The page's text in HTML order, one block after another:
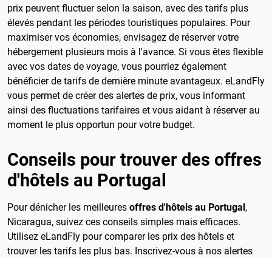
prix peuvent fluctuer selon la saison, avec des tarifs plus
élevés pendant les périodes touristiques populaires. Pour
maximiser vos économies, envisagez de réserver votre
hébergement plusieurs mois à l'avance. Si vous êtes flexible
avec vos dates de voyage, vous pourriez également
bénéficier de tarifs de dernière minute avantageux. eLandFly
vous permet de créer des alertes de prix, vous informant
ainsi des fluctuations tarifaires et vous aidant à réserver au
moment le plus opportun pour votre budget.
Conseils pour trouver des offres
d'hôtels au Portugal
Pour dénicher les meilleures offres d'hôtels au Portugal ,
Nicaragua, suivez ces conseils simples mais efficaces.
Utilisez eLandFly pour comparer les prix des hôtels et
trouver les tarifs les plus bas. Inscrivez-vous à nos alertes